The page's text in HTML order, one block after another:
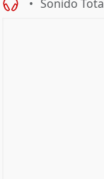
Sonido